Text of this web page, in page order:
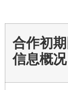
合作初
信息概况